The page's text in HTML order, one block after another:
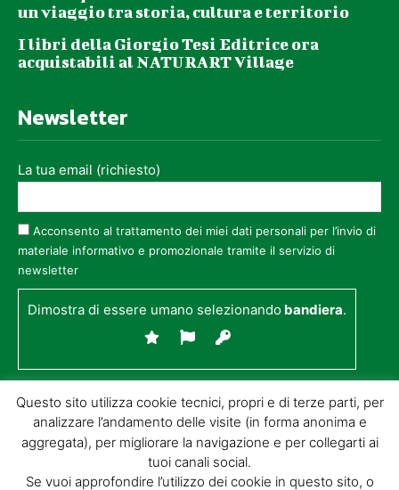
un viaggio tra storia, cultura e territorio
I libri della Giorgio Tesi Editrice ora
acquistabili al NATURART Village
Newsletter
La tua email (richiesto)
Acconsento al trattamento dei miei dati personali per l’invio di
materiale informativo e promozionale tramite il servizio di
newsletter
Dimostra di essere umano selezionando bandiera.
Questo sito utilizza cookie tecnici, propri e di terze parti, per
analizzare l’andamento delle visite (in forma anonima e
aggregata), per migliorare la navigazione e per collegarti ai
tuoi canali social.
Se vuoi approfondire l’utilizzo dei cookie in questo sito, o